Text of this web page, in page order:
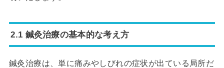
2.1 鍼灸治療の基本的な考え方
鍼灸治療は、単に痛みやしびれの症状が出ている局所だ